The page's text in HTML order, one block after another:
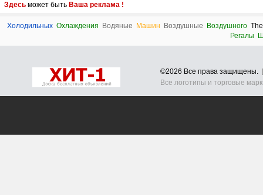
Здесь может быть Ваша реклама !
Холодильных Охлаждения Водяные Машин Воздушные Воздушного
Регалы
©2026 Все права защищены.
Все логотипы и торговые